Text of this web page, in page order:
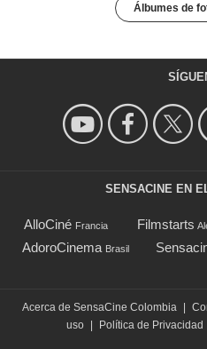
Álbumes de
SENSACINE EN
AlloCiné Francia Filmstarts
AdoroCinema Brasil
Acerca de SensaCine Colombia |
uso | Política de Privacidad